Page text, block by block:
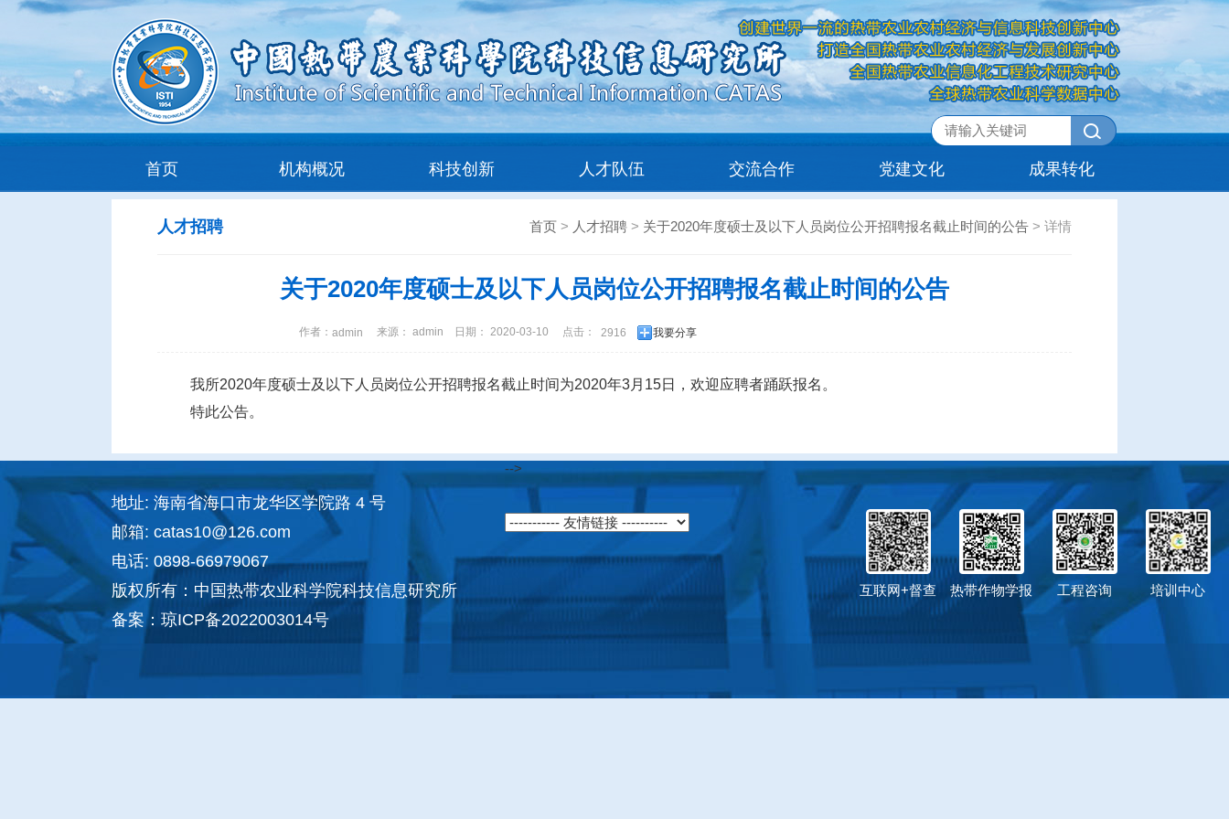
首页 机构概况 科技创新 人才队伍 交流合作 党建文化 成果转化
人才招聘 首页 > 人才招聘 > 关于2020年度硕士及以下人员岗位公开招聘报名截止时间的公告 > 详情
关于2020年度硕士及以下人员岗位公开招聘报名截止时间的公告
作者： admin 来源： admin 日期： 2020-03-10 点击： 2916 我要分享
我所2020年度硕士及以下人员岗位公开招聘报名截止时间为2020年3月15日，欢迎应聘者踊跃报名。
特此公告。
地址: 海南省海口市龙华区学院路 4 号
邮箱: catas10@126.com
电话: 0898-66979067
版权所有：中国热带农业科学院科技信息研究所
备案： 琼ICP备2022003014号
-->
互联网+督查 热带作物学报 工程咨询 培训中心